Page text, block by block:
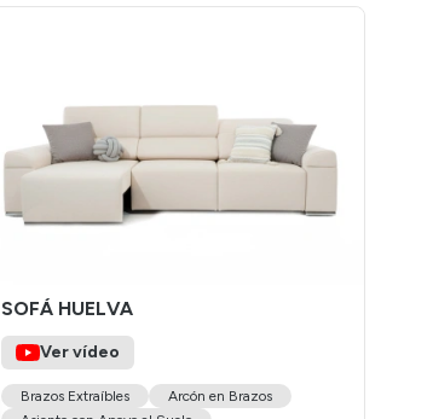
SOFÁ HUELVA
Ver vídeo
Brazos Extraíbles
Arcón en Brazos